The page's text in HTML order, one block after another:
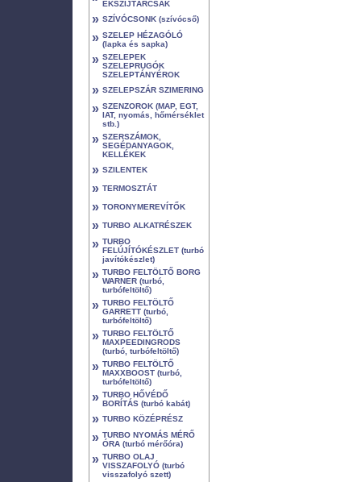
ÉKSZÍJTÁRCSÁK
» SZÍVÓCSONK (szívócső)
» SZELEP HÉZAGÓLÓ
(lapka és sapka)
» SZELEPEK
SZELEPRUGÓK
SZELEPTÁNYÉROK
» SZELEPSZÁR SZIMERING
» SZENZOROK (MAP, EGT,
IAT, nyomás, hőmérséklet
stb.)
» SZERSZÁMOK,
SEGÉDANYAGOK,
KELLÉKEK
» SZILENTEK
» TERMOSZTÁT
» TORONYMEREVÍTŐK
» TURBO ALKATRÉSZEK
» TURBO
FELÚJÍTÓKÉSZLET (turbó
javítókészlet)
» TURBO FELTÖLTŐ BORG
WARNER (turbó,
turbófeltöltő)
» TURBO FELTÖLTŐ
GARRETT (turbó,
turbófeltöltő)
» TURBO FELTÖLTŐ
MAXPEEDINGRODS
(turbó, turbófeltöltő)
» TURBO FELTÖLTŐ
MAXXBOOST (turbó,
turbófeltöltő)
» TURBO HŐVÉDŐ
BORÍTÁS (turbó kabát)
» TURBO KÖZÉPRÉSZ
» TURBO NYOMÁS MÉRŐ
ÓRA (turbó mérőóra)
» TURBO OLAJ
VISSZAFOLYÓ (turbó
visszafolyó szett)